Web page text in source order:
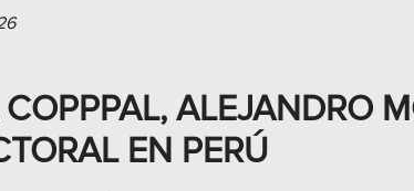
ALEJANDRO
EN PERÚ